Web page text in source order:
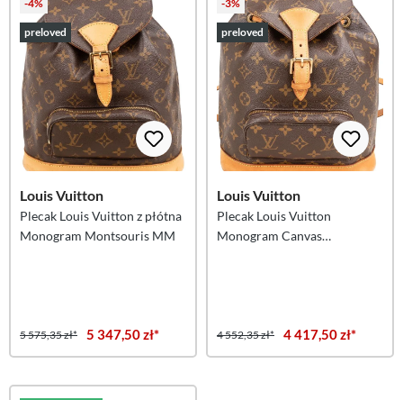
-4%
preloved
Louis Vuitton
Plecak Louis Vuitton z płótna
Monogram Montsouris MM
5 575,35 zł* 5 347,50 zł*
-3%
preloved
Louis Vuitton
Plecak Louis Vuitton
Monogram Canvas
4 552,35 zł* 4 417,50 zł*